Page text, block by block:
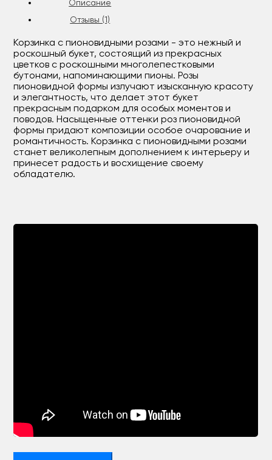
Описание
Отзывы (1)
Корзинка с пионовидными розами - это нежный и
роскошный букет, состоящий из прекрасных
цветков с роскошными многолепестковыми
бутонами, напоминающими пионы. Розы
пионовидной формы излучают изысканную красоту
и элегантность, что делает этот букет
прекрасным подарком для особых моментов и
поводов. Насыщенные оттенки роз пионовидной
формы придают композиции особое очарование и
романтичность. Корзинка с пионовидными розами
станет великолепным дополнением к интерьеру и
принесет радость и восхищение своему
обладателю.